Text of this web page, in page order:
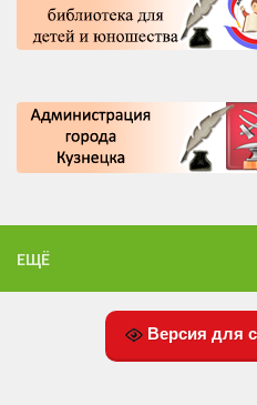
ЕЩЁ
Версия для